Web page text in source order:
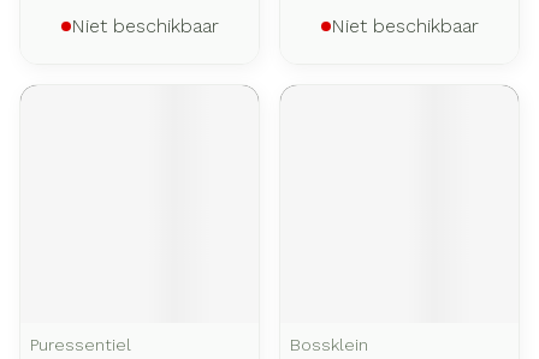
Niet beschikbaar Niet beschikbaar
Puressentiel
Bossklein